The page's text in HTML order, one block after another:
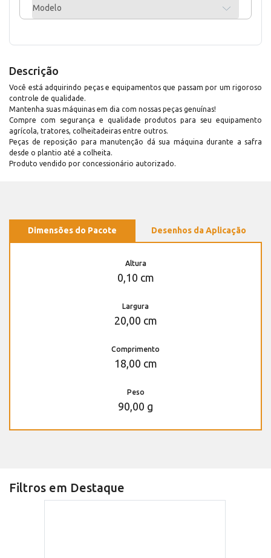
Modelo
Descrição
Você está adquirindo peças e equipamentos que passam por um rigoroso
controle de qualidade.
Mantenha suas máquinas em dia com nossas peças genuínas!
Compre com segurança e qualidade produtos para seu equipamento
agrícola, tratores, colheitadeiras entre outros.
Peças de reposição para manutenção dá sua máquina durante a safra
desde o plantio até a colheita.
Produto vendido por concessionário autorizado.
Dimensões do Pacote Desenhos da Aplicação
Altura
0,10 cm
Largura
20,00 cm
Comprimento
18,00 cm
Peso
90,00 g
Filtros em Destaque